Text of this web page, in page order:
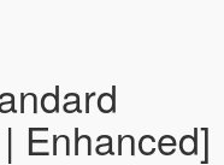
Enhanced]